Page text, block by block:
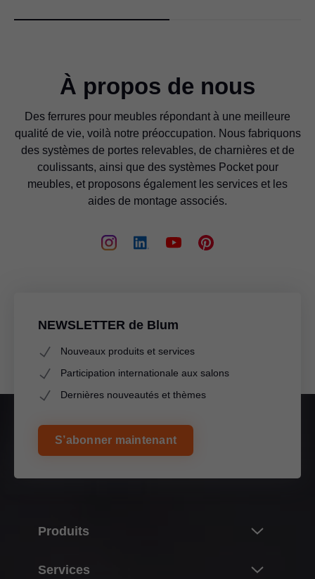
À propos de nous
Des ferrures pour meubles répondant à une meilleure
qualité de vie, voilà notre préoccupation. Nous fabriquons
des systèmes de portes relevables, de charnières et de
coulissants, ainsi que des systèmes Pocket pour
meubles, et proposons également les services et les
aides de montage associés.
NEWSLETTER de Blum
Nouveaux produits et services
Participation internationale aux salons
Dernières nouveautés et thèmes
S’abonner maintenant
Produits
Services